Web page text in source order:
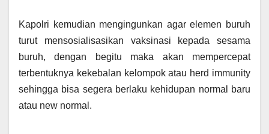
Kapolri kemudian mengingunkan agar elemen buruh
turut mensosialisasikan vaksinasi kepada sesama
buruh, dengan begitu maka akan mempercepat
terbentuknya kekebalan kelompok atau herd immunity
sehingga bisa segera berlaku kehidupan normal baru
atau new normal.